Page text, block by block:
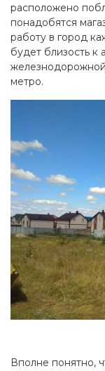
расположено
понадобятся
работу в город
будет близость к
метро.
Вполне понятно,